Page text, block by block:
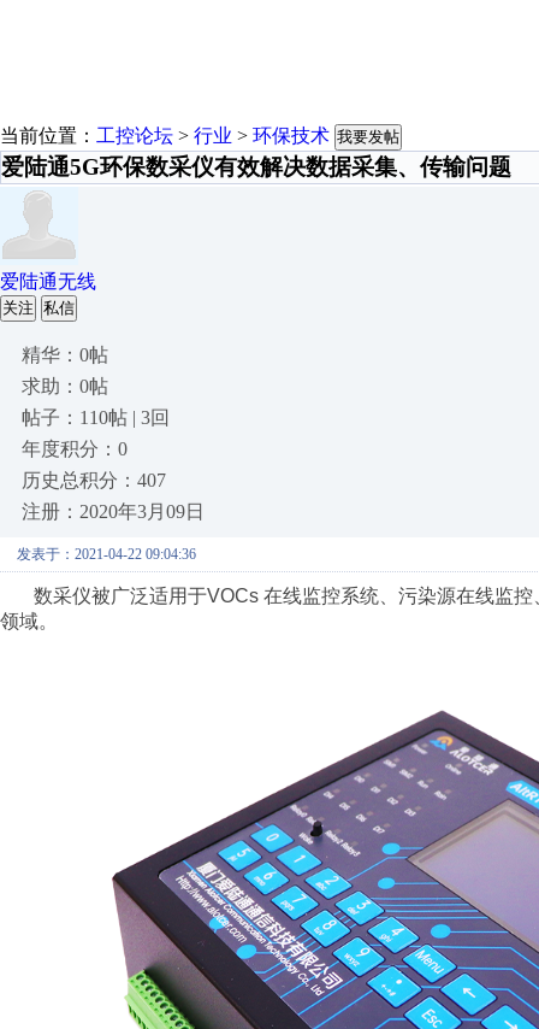
当前位置： 工控论坛 > 行业 > 环保技术 我要发帖
爱陆通5G环保数采仪有效解决数据采集、传输问题
爱陆通无线
关注 私信
精华：0帖
求助：0帖
帖子：110帖 | 3回
年度积分：0
历史总积分：407
注册：2020年3月09日
发表于：2021-04-22 09:04:36
数采仪被广泛适用于VOCs 在线监控系统、污染源在线监控
领域。